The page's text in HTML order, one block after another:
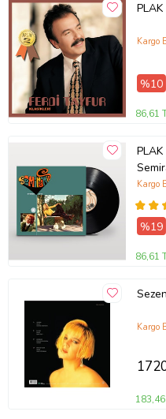
Kargo
%10
86,61
Kargo
%19
86,61
Kargo